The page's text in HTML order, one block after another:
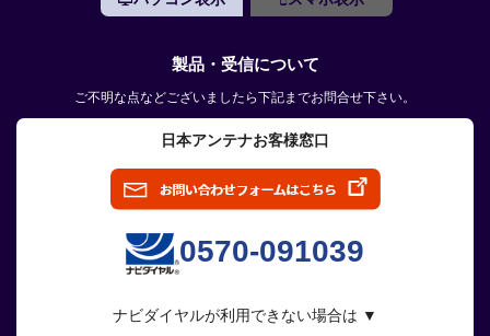
製品・受信について
ご不明な点などございましたら下記までお問合せ下さい。
日本アンテナお客様窓口
0570-091039
ナビダイヤルが利用できない場合は ▼